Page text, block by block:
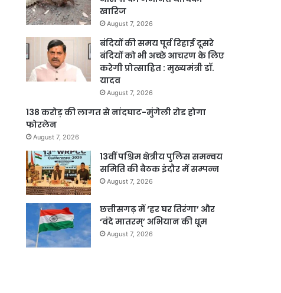
खारिज
August 7, 2026
बंदियों की समय पूर्व रिहाई दूसरे
बंदियों को भी अच्छे आचरण के लिए
करेगी प्रोत्साहित : मुख्यमंत्री डॉ.
यादव
August 7, 2026
138 करोड़ की लागत से नांदघाट-मुंगेली रोड होगा
फोरलेन
August 7, 2026
13वीं पश्चिम क्षेत्रीय पुलिस समन्वय
समिति की बैठक इंदौर में सम्पन्न
August 7, 2026
छत्तीसगढ़ में ‘हर घर तिरंगा’ और
‘वंदे मातरम्’ अभियान की धूम
August 7, 2026